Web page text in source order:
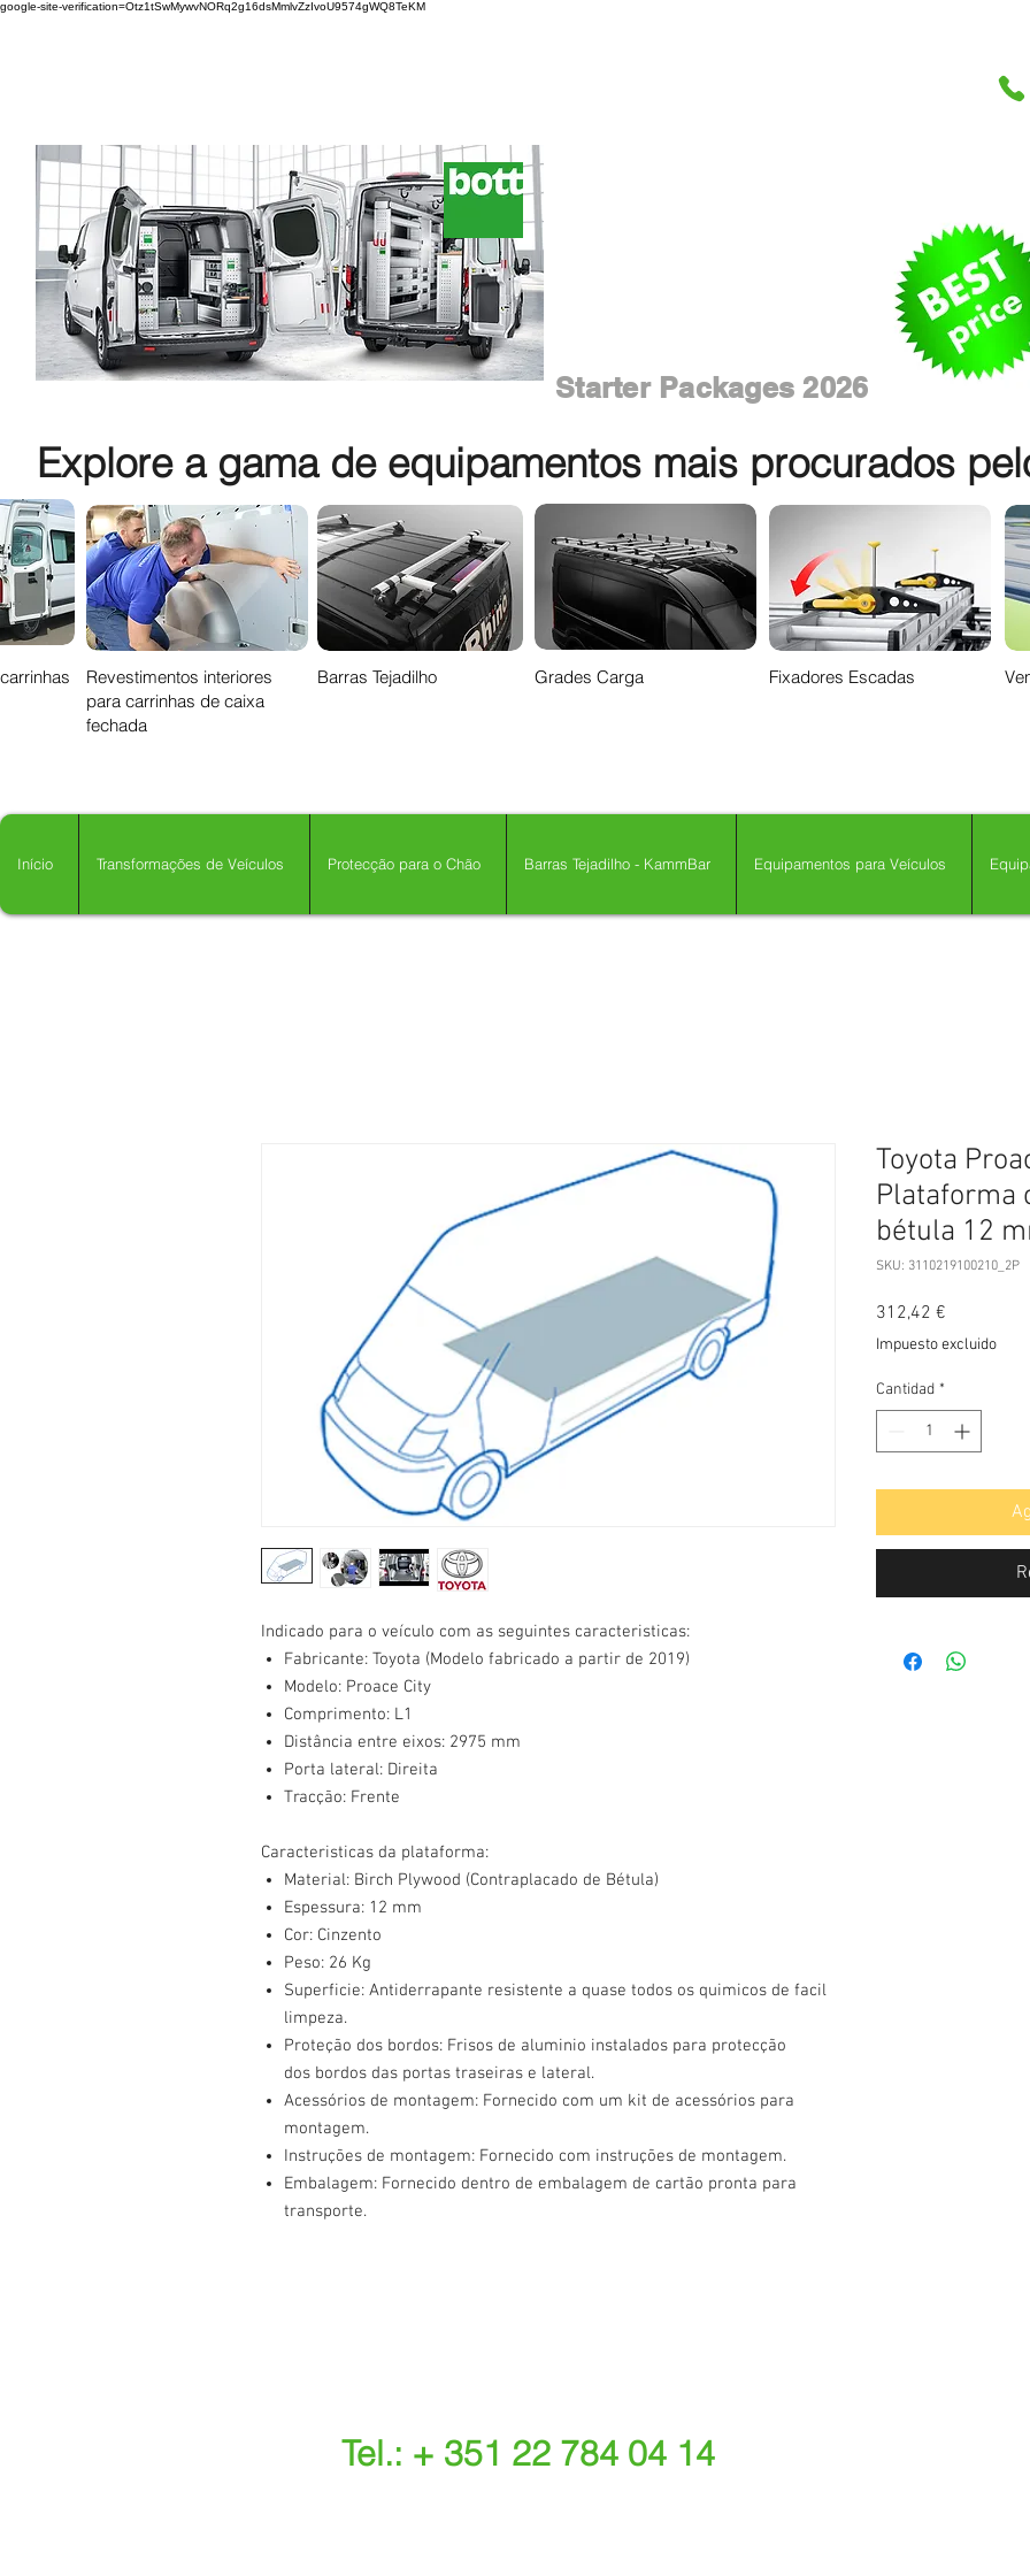
google-site-verification=Otz1tSwMywvNORq2g16dsMmlvZzIvoU9574gWQ8TeKM
Starter Packages 2026
Explore a gama de equipamentos mais procurados
Revestimentos interiores
para carrinhas de caixa
fechada
Barras Tejadilho Grades Carga Fixadores Escadas
Início Transformações de Veículos Protecção para o Chão Barras Tejadilho - KammBar Equipamentos para Veículos
Indicado para o veículo com as seguintes caracteristicas:
Fabricante: Toyota (Modelo fabricado a partir de 2019)
Modelo: Proace City
Comprimento: L1
Distância entre eixos: 2975 mm
Porta lateral: Direita
Tracção: Frente
Caracteristicas da plataforma:
Material: Birch Plywood (Contraplacado de Bétula)
Espessura: 12 mm
Cor: Cinzento
Peso: 26 Kg
Superficie: Antiderrapante resistente a quase todos os quimicos de facil
limpeza.
Proteção dos bordos: Frisos de aluminio instalados para protecção
dos bordos das portas traseiras e lateral.
Acessórios de montagem: Fornecido com um kit de acessórios para
montagem.
Instruções de montagem: Fornecido com instruções de montagem.
Embalagem: Fornecido dentro de embalagem de cartão pronta para
transporte.
Toyota
Plataforma
bétula 12
SKU: 3110219100210_2P
312,42 €
Impuesto excluido
Cantidad *
Tel.: + 351 22 784 04 14